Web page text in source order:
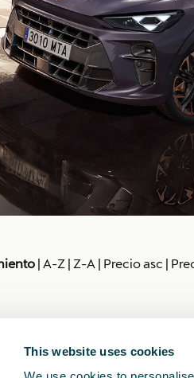
This website uses cookies
| A-Z | Z-A | Precio asc |